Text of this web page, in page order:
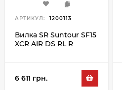
АРТИКУЛ: 1200113
Вилка SR Suntour SF15
XCR AIR DS RL R
6 611 грн.